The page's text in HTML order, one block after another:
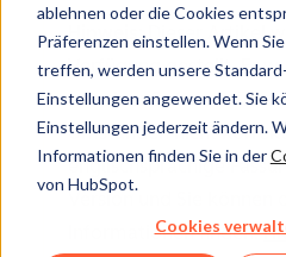
ablehnen oder die Cookies
Präferenzen einstellen. Wenn
treffen, werden unsere
Einstellungen angewendet. Sie
Einstellungen jederzeit ändern.
Informationen finden Sie in der
von HubSpot.
Cookies
: Dieser Artikel
Verfügung gestellt.Er
mit einer Software
Umständen nicht
englischsprachige
Version und Sie können
Informationen finden.